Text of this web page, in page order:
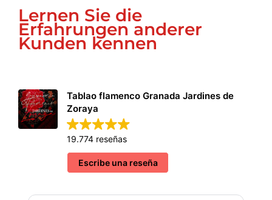
Lernen Sie die
Erfahrungen anderer
Kunden kennen
Tablao flamenco Granada Jardines de
Zoraya
19.774 reseñas
Escribe una reseña